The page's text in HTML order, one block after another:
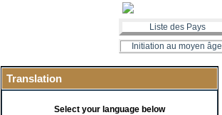
Liste des Pays
Initiation au moyen âge
Translation
Select your language below